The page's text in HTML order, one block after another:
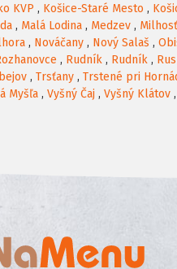
KVP , Košice-Staré Mesto ,
, Malá Lodina , Medzev , Milhosť
, Nováčany , Nový Salaš ,
, Rudník , Rudník ,
, Trsťany , Trstené pri
Myšľa , Vyšný Čaj , Vyšný Klátov ,